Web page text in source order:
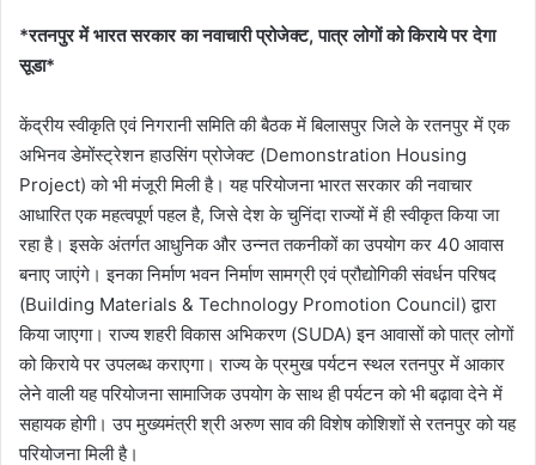
*रतनपुर में भारत सरकार का नवाचारी प्रोजेक्ट, पात्र लोगों को किराये पर देगा
सूडा*
केंद्रीय स्वीकृति एवं निगरानी समिति की बैठक में बिलासपुर जिले के रतनपुर में एक
अभिनव डेमोंस्ट्रेशन हाउसिंग प्रोजेक्ट (Demonstration Housing
Project) को भी मंजूरी मिली है। यह परियोजना भारत सरकार की नवाचार
आधारित एक महत्वपूर्ण पहल है, जिसे देश के चुनिंदा राज्यों में ही स्वीकृत किया जा
रहा है। इसके अंतर्गत आधुनिक और उन्नत तकनीकों का उपयोग कर 40 आवास
बनाए जाएंगे। इनका निर्माण भवन निर्माण सामग्री एवं प्रौद्योगिकी संवर्धन परिषद
(Building Materials & Technology Promotion Council) द्वारा
किया जाएगा। राज्य शहरी विकास अभिकरण (SUDA) इन आवासों को पात्र लोगों
को किराये पर उपलब्ध कराएगा। राज्य के प्रमुख पर्यटन स्थल रतनपुर में आकार
लेने वाली यह परियोजना सामाजिक उपयोग के साथ ही पर्यटन को भी बढ़ावा देने में
सहायक होगी। उप मुख्यमंत्री श्री अरुण साव की विशेष कोशिशों से रतनपुर को यह
परियोजना मिली है।